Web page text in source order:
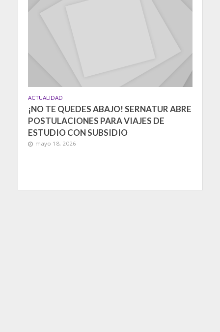
ACTUALIDAD
¡NO TE QUEDES ABAJO! SERNATUR ABRE
POSTULACIONES PARA VIAJES DE
ESTUDIO CON SUBSIDIO
mayo 18, 2026